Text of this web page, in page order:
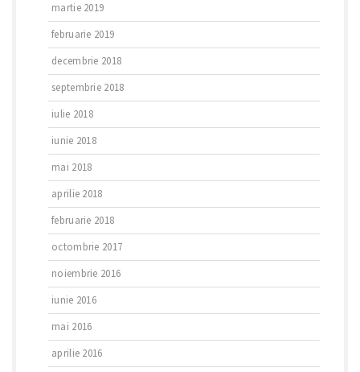
martie 2019
februarie 2019
decembrie 2018
septembrie 2018
iulie 2018
iunie 2018
mai 2018
aprilie 2018
februarie 2018
octombrie 2017
noiembrie 2016
iunie 2016
mai 2016
aprilie 2016